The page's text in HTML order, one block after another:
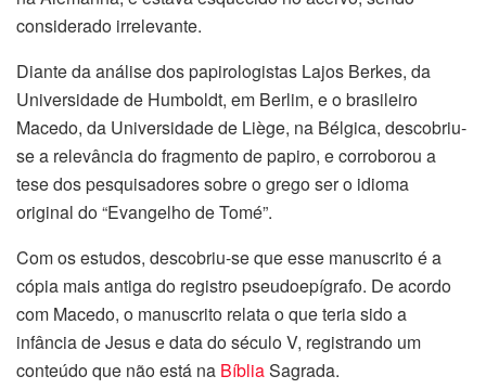
considerado irrelevante.
Diante da análise dos papirologistas Lajos Berkes, da
Universidade de Humboldt, em Berlim, e o brasileiro
Macedo, da Universidade de Liège, na Bélgica, descobriu-
se a relevância do fragmento de papiro, e corroborou a
tese dos pesquisadores sobre o grego ser o idioma
original do “Evangelho de Tomé”.
Com os estudos, descobriu-se que esse manuscrito é a
cópia mais antiga do registro pseudoepígrafo. De acordo
com Macedo, o manuscrito relata o que teria sido a
infância de Jesus e data do século V, registrando um
conteúdo que não está na BíbliaSagrada.